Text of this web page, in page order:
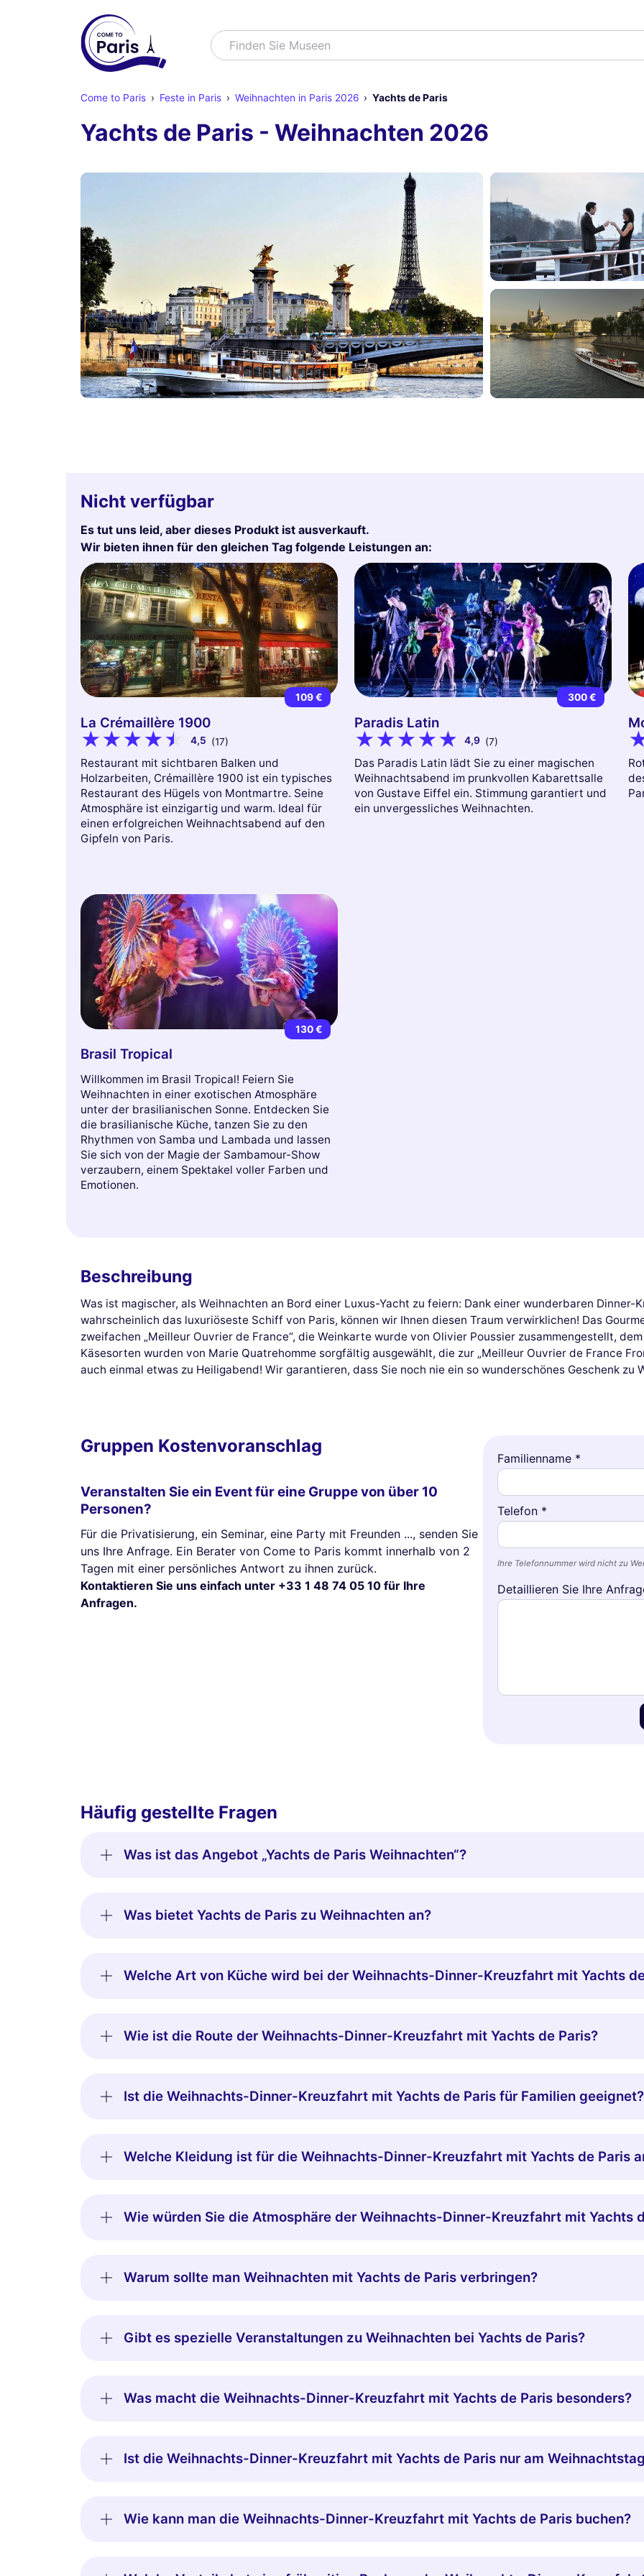
SuchenFinden Sie Mus
Come to Paris Feste in Paris Weihnachten in Paris 2026 Yachts de Paris
Yachts de Paris - Weihnachten 2026
Nicht verfügbar
Es tut uns leid, aber dieses Produkt ist ausverkauft.
Wir bieten ihnen für den gleichen Tag folgende Leistungen an:
109 €
La Crémaillère 1900
4,5 (17)
Restaurant mit sichtbaren Balken und
Holzarbeiten, Crémaillère 1900 ist ein typisches
Restaurant des Hügels von Montmartre. Seine
Atmosphäre ist einzigartig und warm. Ideal für
einen erfolgreichen Weihnachtsabend auf den
Gipfeln von Paris.
300 €
Paradis Latin
4,9 (7)
Das Paradis Latin lädt Sie zu einer magischen
Weihnachtsabend im prunkvollen Kabarettsalle
von Gustave Eiffel ein. Stimmung garantiert und
ein unvergessliches Weihnachten.
130 €
Brasil Tropical
Willkommen im Brasil Tropical! Feiern Sie
Weihnachten in einer exotischen Atmosphäre
unter der brasilianischen Sonne. Entdecken Sie
die brasilianische Küche, tanzen Sie zu den
Rhythmen von Samba und Lambada und lassen
Sie sich von der Magie der Sambamour-Show
verzaubern, einem Spektakel voller Farben und
Emotionen.
Beschreibung
Was ist magischer, als Weihnachten an Bord einer Luxus-Yacht zu feiern: Dank einer wunderbaren Dinner-
wahrscheinlich das luxuriöseste Schiff von Paris, können wir Ihnen diesen Traum verwirklichen! Das
zweifachen „Meilleur Ouvrier de France“, die Weinkarte wurde von Olivier Poussier zusammengestellt,
Käsesorten wurden von Marie Quatrehomme sorgfältig ausgewählt, die zur „Meilleur Ouvrier de France
auch einmal etwas zu Heiligabend! Wir garantieren, dass Sie noch nie ein so wunderschönes Geschenk zu
Gruppen Kostenvoranschlag
Veranstalten Sie ein Event für eine Gruppe von über 10
Personen?
Für die Privatisierung, ein Seminar, eine Party mit Freunden ..., senden Sie
uns Ihre Anfrage. Ein Berater von Come to Paris kommt innerhalb von 2
Tagen mit einer persönliches Antwort zu ihnen zurück.
Kontaktieren Sie uns einfach unter +33 1 48 74 05 10 für Ihre
Anfragen.
Familienname *
Telefon *
Ihre Telefonnummer wird nicht zu
Detaillieren Sie Ihre
Häufig gestellte Fragen
Was ist das Angebot „Yachts de Paris Weihnachten“?
Was bietet Yachts de Paris zu Weihnachten an?
Welche Art von Küche wird bei der Weihnachts-Dinner-Kreuzfahrt mit Yachts
Wie ist die Route der Weihnachts-Dinner-Kreuzfahrt mit Yachts de Paris?
Ist die Weihnachts-Dinner-Kreuzfahrt mit Yachts de Paris für Familien geeignet?
Welche Kleidung ist für die Weihnachts-Dinner-Kreuzfahrt mit Yachts de Paris
Wie würden Sie die Atmosphäre der Weihnachts-Dinner-Kreuzfahrt mit Yachts
Warum sollte man Weihnachten mit Yachts de Paris verbringen?
Gibt es spezielle Veranstaltungen zu Weihnachten bei Yachts de Paris?
Was macht die Weihnachts-Dinner-Kreuzfahrt mit Yachts de Paris besonders?
Ist die Weihnachts-Dinner-Kreuzfahrt mit Yachts de Paris nur am
Wie kann man die Weihnachts-Dinner-Kreuzfahrt mit Yachts de Paris buchen?